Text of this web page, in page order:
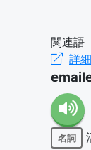
関連語
詳細
名詞